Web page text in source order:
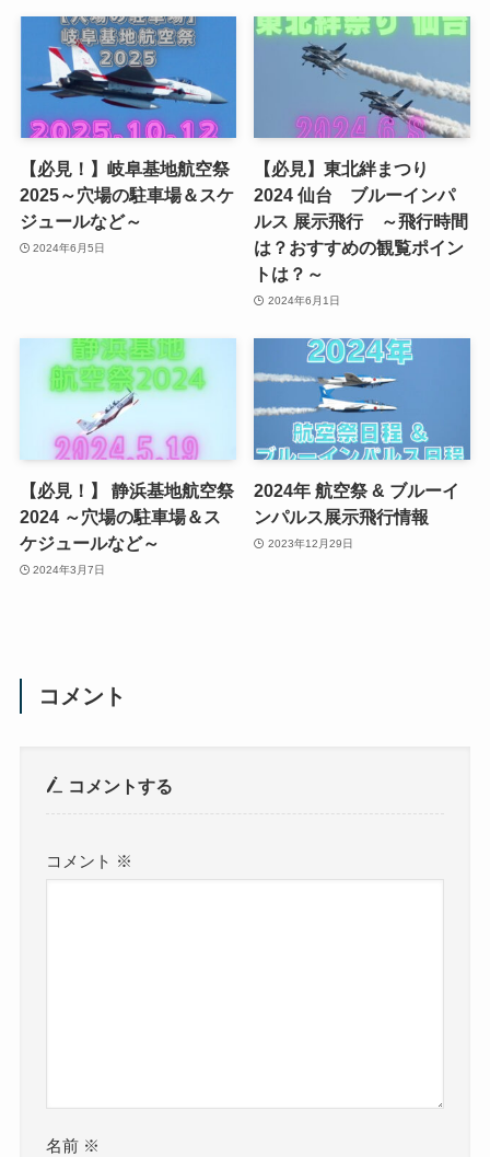
【必見！】岐阜基地航空祭
2025～穴場の駐車場＆スケ
ジュールなど～
2024年6月5日
【必見】東北絆まつり
2024 仙台 ブルーインパ
ルス 展示飛行 ～飛行時間
は？おすすめの観覧ポイン
トは？～
2024年6月1日
【必見！】 静浜基地航空祭
2024 ～穴場の駐車場＆ス
ケジュールなど～
2024年3月7日
2024年 航空祭 & ブルーイ
ンパルス展示飛行情報
2023年12月29日
コメント
コメントする
コメント ※
名前 ※